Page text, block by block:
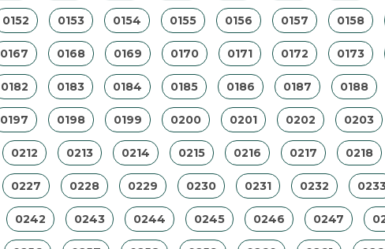
0152 0153 0154 0155 0156 0157 0158
0167 0168 0169 0170 0171 0172 0173
0182 0183 0184 0185 0186 0187 0188
0197 0198 0199 0200 0201 0202 0203
0212 0213 0214 0215 0216 0217 0218
0227 0228 0229 0230 0231 0232
0242 0243 0244 0245 0246 0247